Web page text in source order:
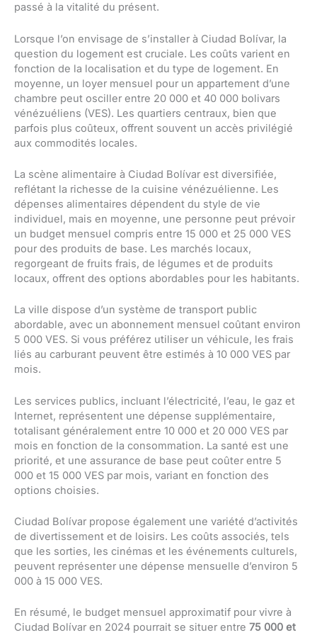
passé à la vitalité du présent.
Lorsque l’on envisage de s’installer à Ciudad Bolívar, la
question du logement est cruciale. Les coûts varient en
fonction de la localisation et du type de logement. En
moyenne, un loyer mensuel pour un appartement d’une
chambre peut osciller entre 20 000 et 40 000 bolivars
vénézuéliens (VES). Les quartiers centraux, bien que
parfois plus coûteux, offrent souvent un accès privilégié
aux commodités locales.
La scène alimentaire à Ciudad Bolívar est diversifiée,
reflétant la richesse de la cuisine vénézuélienne. Les
dépenses alimentaires dépendent du style de vie
individuel, mais en moyenne, une personne peut prévoir
un budget mensuel compris entre 15 000 et 25 000 VES
pour des produits de base. Les marchés locaux,
regorgeant de fruits frais, de légumes et de produits
locaux, offrent des options abordables pour les habitants.
La ville dispose d’un système de transport public
abordable, avec un abonnement mensuel coûtant environ
5 000 VES. Si vous préférez utiliser un véhicule, les frais
liés au carburant peuvent être estimés à 10 000 VES par
mois.
Les services publics, incluant l’électricité, l’eau, le gaz et
Internet, représentent une dépense supplémentaire,
totalisant généralement entre 10 000 et 20 000 VES par
mois en fonction de la consommation. La santé est une
priorité, et une assurance de base peut coûter entre 5
000 et 15 000 VES par mois, variant en fonction des
options choisies.
Ciudad Bolívar propose également une variété d’activités
de divertissement et de loisirs. Les coûts associés, tels
que les sorties, les cinémas et les événements culturels,
peuvent représenter une dépense mensuelle d’environ 5
000 à 15 000 VES.
En résumé, le budget mensuel approximatif pour vivre à
Ciudad Bolívar en 2024 pourrait se situer entre 75 000 et